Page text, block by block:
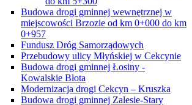
Budowa drogi gminnej wewnętrznej w
miejscowości Brzozie od km 0+000 do km
0+957
Fundusz Dróg Samorządowych
Przebudowy ulicy Młyńskiej w Cekcynie
Budowa drogi gminnej Łosiny -
Kowalskie Błota
Modernizacja drogi Cekcyn – Kruszka
Budowa drogi gminnej Zalesie-Stary